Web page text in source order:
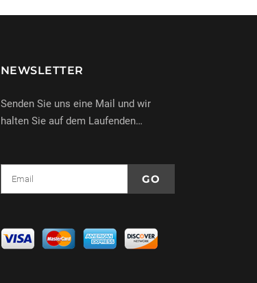
NEWSLETTER
Senden Sie uns eine Mail und wir
halten Sie auf dem Laufenden…